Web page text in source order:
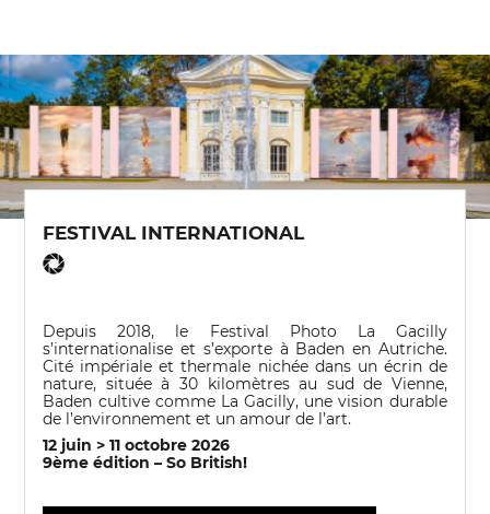
FESTIVAL INTERNATIONAL
Depuis 2018, le Festival Photo La Gacilly
s’internationalise et s’exporte à Baden en Autriche.
Cité impériale et thermale nichée dans un écrin de
nature, située à 30 kilomètres au sud de Vienne,
Baden cultive comme La Gacilly, une vision durable
de l’environnement et un amour de l’art.
12 juin > 11 octobre 2026
9ème édition – So British!